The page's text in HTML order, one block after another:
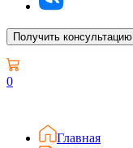
Получить консультацию
0
Главная